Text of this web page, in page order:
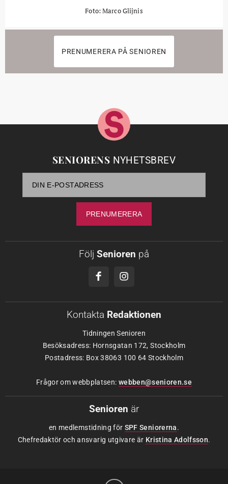
Foto: Marco Glijnis
PRENUMERERA PÅ SENIOREN
SENIORENS NYHETSBREV
Följ Senioren på
Kontakta Redaktionen
Tidningen Senioren
Besöksadress: Hornsgatan 172, Stockholm
Postadress: Box 38063 100 64 Stockholm
Frågor om webbplatsen: webben@senioren.se
Senioren är
en medlemstidning för SPF Seniorerna.
Chefredaktör och ansvarig utgivare är Kristina Adolfsson.